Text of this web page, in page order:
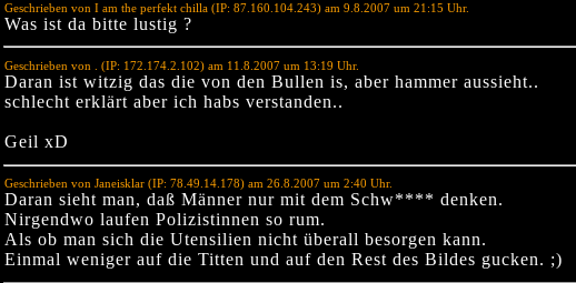
Geschrieben von I am the perfekt chilla (IP: 87.160.104.243) am 9.8.2007 um 21:15 Uhr.
Was ist da bitte lustig ?
Geschrieben von . (IP: 172.174.2.102) am 11.8.2007 um 13:19 Uhr.
Daran ist witzig das die von den Bullen is, aber hammer aussieht..
schlecht erklärt aber ich habs verstanden..
Geil xD
Geschrieben von Janeisklar (IP: 78.49.14.178) am 26.8.2007 um 2:40 Uhr.
Daran sieht man, daß Männer nur mit dem Schw**** denken.
Nirgendwo laufen Polizistinnen so rum.
Als ob man sich die Utensilien nicht überall besorgen kann.
Einmal weniger auf die Titten und auf den Rest des Bildes gucken. ;)